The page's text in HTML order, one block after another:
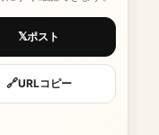
𝕏ポスト
🔗URLコピー